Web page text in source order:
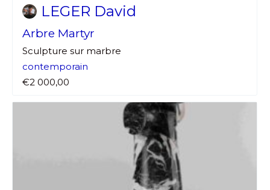
LEGER David
Arbre Martyr
Sculpture sur marbre
contemporain
€2 000,00